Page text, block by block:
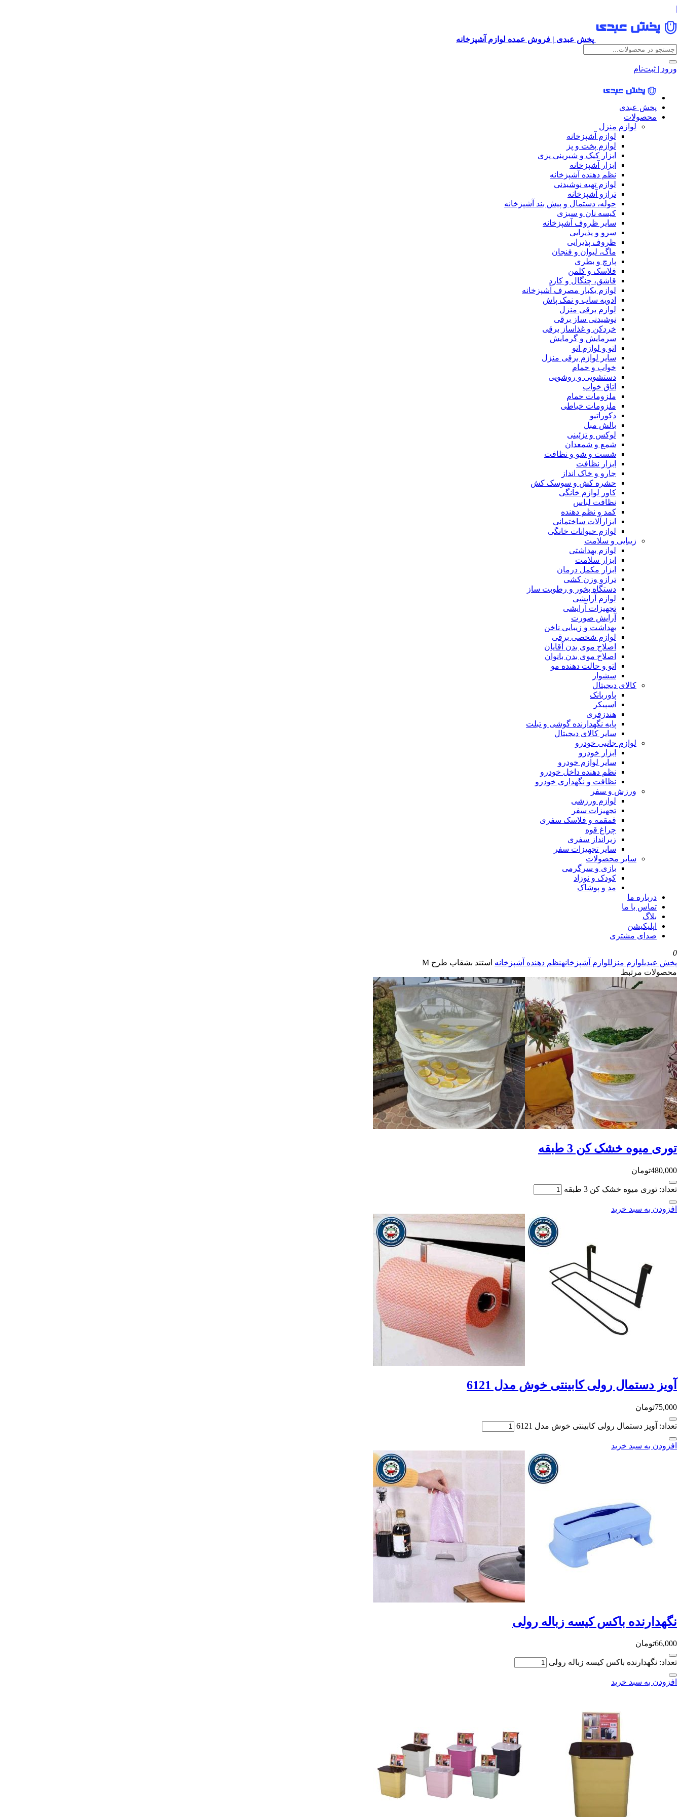
|
پخش عبدی | فروش عمده لوازم آشپزخانه
ورود | ثبت‌نام
پخش عبدی
محصولات
لوازم منزل
لوازم آشپزخانه
لوازم پخت و پز
ابزار کیک و شیرینی پزی
ابزار آشپزخانه
نظم دهنده آشپزخانه
لوازم تهیه نوشیدنی
ترازو آشپزخانه
حوله، دستمال و پیش بند آشپزخانه
کیسه نان و سبزی
سایر ظروف آشپزخانه
سرو و پذیرایی
ظروف پذیرایی
ماگ، لیوان و فنجان
پارچ و بطری
فلاسک و کلمن
قاشق، چنگال و کارد
لوازم یکبار مصرف آشپزخانه
ادویه ساب و نمک پاش
لوازم برقی منزل
نوشیدنی ساز برقی
خردکن و غذاساز برقی
سرمایش و گرمایش
اتو و لوازم اتو
سایر لوازم برقی منزل
خواب و حمام
دستشویی و روشویی
اتاق خواب
ملزومات حمام
ملزومات خیاطی
دکوراتیو
بالش مبل
لوکس و تزئینی
شمع و شمعدان
شست و شو و نظافت
ابزار نظافت
جارو و خاک انداز
حشره کش و سوسک کش
کاور لوازم خانگی
نظافت لباس
کمد و نظم دهنده
ابزارآلات ساختمانی
لوازم حیوانات خانگی
زیبایی و سلامت
لوازم بهداشتی
ابزار سلامت
ابزار مکمل درمان
ترازو وزن کشی
دستگاه بخور و رطوبت ساز
لوازم آرایشی
تجهیزات آرایشی
آرایش صورت
بهداشت و زیبایی ناخن
لوازم شخصی برقی
اصلاح موی بدن آقایان
اصلاح موی بدن بانوان
اتو و حالت دهنده مو
سشوار
کالای دیجیتال
پاوربانک
اسپیکر
هندزفری
پایه نگهدارنده گوشی و تبلت
سایر کالای دیجیتال
لوازم جانبی خودرو
ابزار خودرو
سایر لوازم خودرو
نظم دهنده داخل خودرو
نظافت و نگهداری خودرو
ورزش و سفر
لوازم ورزشی
تجهیزات سفر
قمقمه و فلاسک سفری
چراغ قوه
زیرانداز سفری
سایر تجهیزات سفر
سایر محصولات
بازی و سرگرمی
کودک و نوزاد
مد و پوشاک
درباره ما
تماس با ما
بلاگ
اپلیکیشن
صدای مشتری
0
پخش عبدیلوازم منزللوازم آشپزخانهنظم دهنده آشپزخانه استند بشقاب طرح M
محصولات مرتبط
توری میوه خشک کن 3 طبقه
480,000تومان
تعداد: توری میوه خشک کن 3 طبقه
افزودن به سبد خرید
آویز دستمال رولی کابینتی خوش مدل 6121
75,000تومان
تعداد: آویز دستمال رولی کابینتی خوش مدل 6121
افزودن به سبد خرید
نگهدارنده باکس کیسه زباله رولی
66,000تومان
تعداد: نگهدارنده باکس کیسه زباله رولی
افزودن به سبد خرید